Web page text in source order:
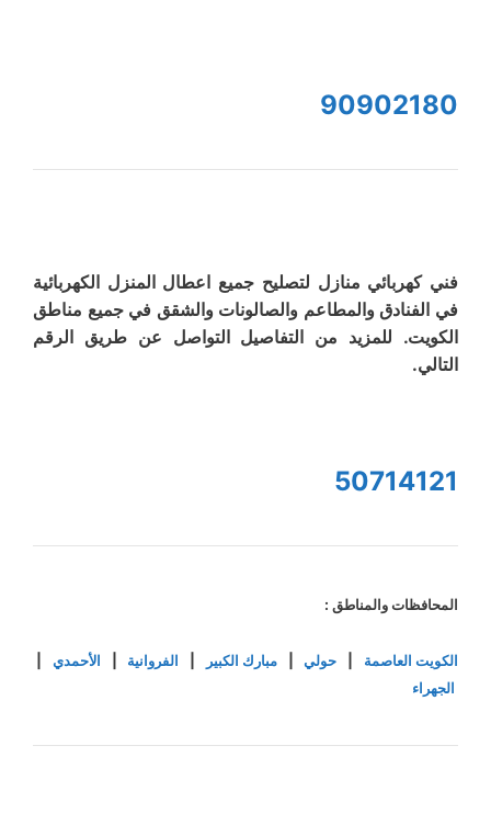
90902180
فني كهربائي منازل لتصليح جميع اعطال المنزل الكهربائية
في الفنادق والمطاعم والصالونات والشقق في جميع مناطق
الكويت. للمزيد من التفاصيل التواصل عن طريق الرقم
التالي.
50714121
المحافظات والمناطق :
الكويت العاصمة حولي|مبارك الكبير الفروانية الأحمدي
الجهراء